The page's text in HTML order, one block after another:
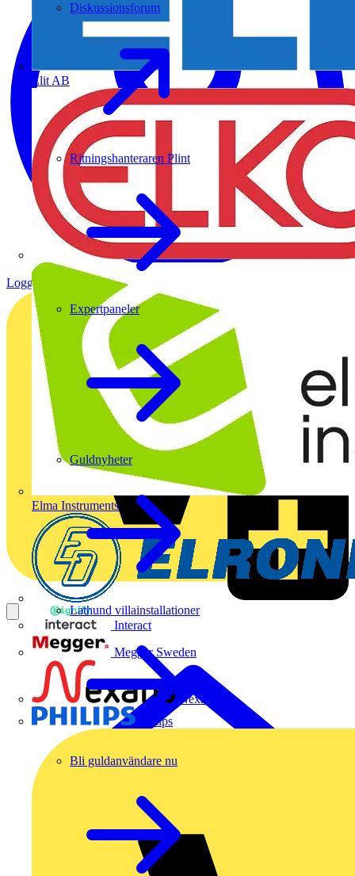
Elit AB
Elma Instruments
Interact
Megger Sweden
Nexans
Philips
Diskussionsforum
Ritningshanteraren Plint
Expertpaneler
Guldnyheter
Lathund villainstallationer
Bli guldanvändare nu
Logga in Registrera dig